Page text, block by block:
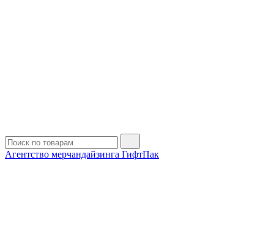
Агентство мерчандайзинга ГифтПак